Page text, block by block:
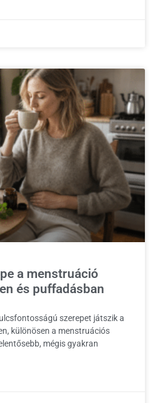
a menstruáció
és puffadásban
szerepet játszik a
különösen a menstruációs
mégis gyakran